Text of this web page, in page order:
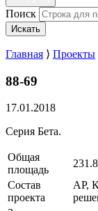
Поиск
Искать
Главная ⟩ Проекты
88-69
17.01.2018
Серия Бета.
Общая
площадь
Состав
проекта
АР,